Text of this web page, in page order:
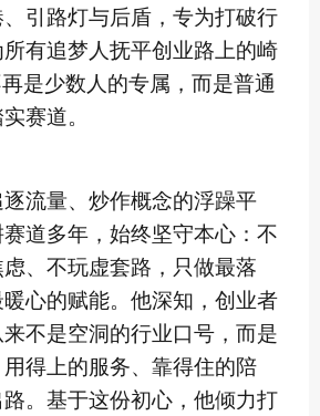
引路灯与后盾，专为打破行
有追梦人抚平创业路上的崎
是少数人的专属，而是普通
赛道。
流量、炒作概念的浮躁平
道多年，始终坚守本心：不
、不玩虚套路，只做最落
心的赋能。他深知，创业者
不是空洞的行业口号，而是
得上的服务、靠得住的陪
。基于这份初心，他倾力打